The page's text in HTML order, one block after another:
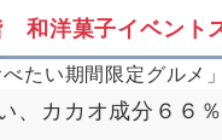
洋菓子イベント
、カカオ成分６６